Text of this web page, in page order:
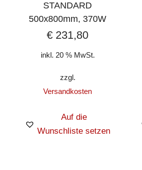
STANDARD
500x800mm, 370W
€ 231,80
inkl. 20 % MwSt.
zzgl.
Versandkosten
Auf die
Wunschliste setzen